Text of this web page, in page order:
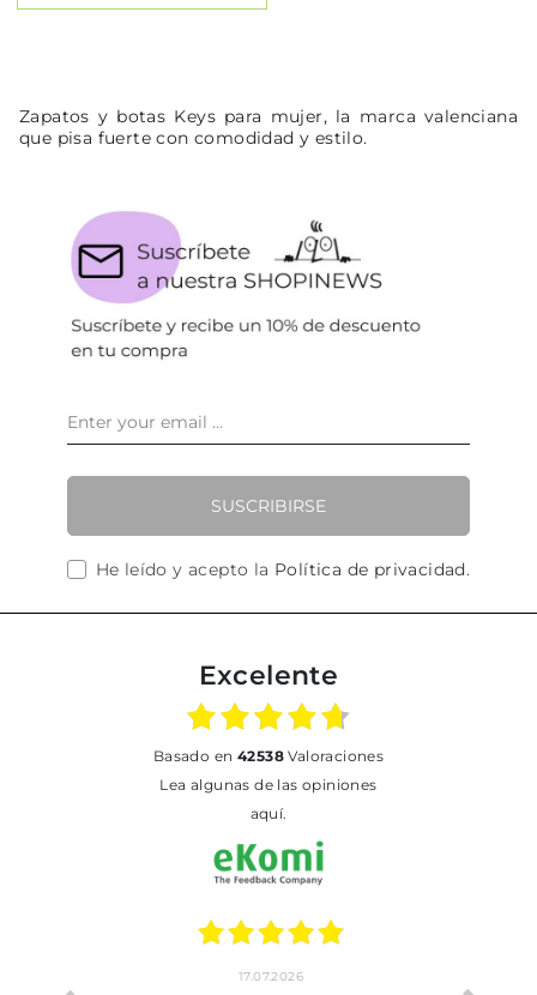
Zapatos y botas Keys para mujer, la marca valenciana
que pisa fuerte con comodidad y estilo.
SUSCRIBIRSE
He leído y acepto la Política de privacidad.
Excelente
basado en 42538Valoraciones
Lea algunas de las opiniones
aquí.
17.07.2026